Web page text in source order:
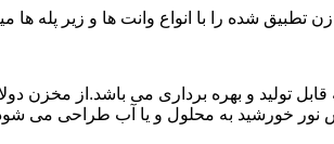
شده را با انواع وانت ها و زیر پله ها
تولید و بهره برداری می باشد.از مخزن
نور خورشید به محلول و یا آب طراحی می